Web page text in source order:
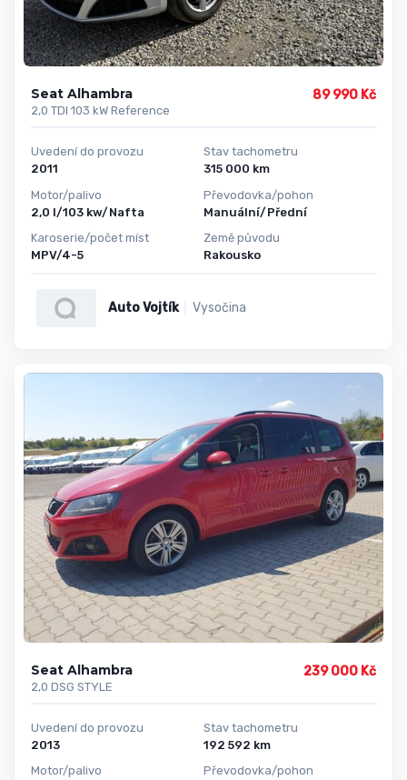
Seat Alhambra
2,0 TDI 103 kW Reference
89 990 Kč
Uvedení do provozu
2011
Motor/palivo
2,0 l/103 kw/Nafta
Karoserie/počet míst
MPV/4-5
Stav tachometru
315 000 km
Převodovka/pohon
Manuální/Přední
Země původu
Rakousko
Auto Vojtík Vysočina
Seat Alhambra
2,0 DSG STYLE
239 000 Kč
Uvedení do provozu
2013
Motor/palivo
Stav tachometru
192 592 km
Převodovka/pohon